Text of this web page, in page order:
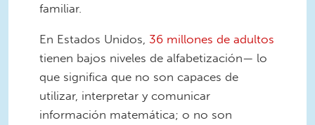
familiar.
En Estados Unidos, 36 millones de adultos
tienen bajos niveles de alfabetización— lo
que significa que no son capaces de
utilizar, interpretar y comunicar
información matemática; o no son